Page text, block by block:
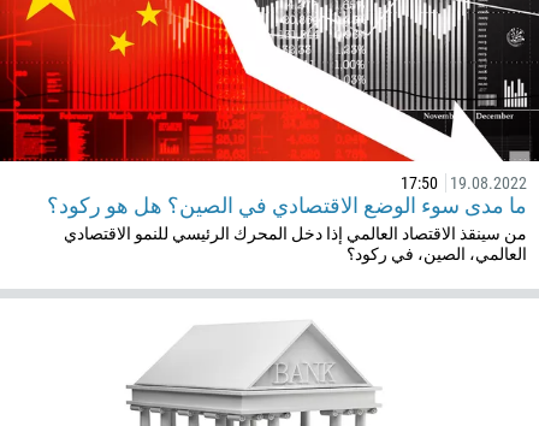
19.08.2022
17:50
ما مدى سوء الوضع الاقتصادي في الصين؟ هل هو ركود؟
من سينقذ الاقتصاد العالمي إذا دخل المحرك الرئيسي للنمو الاقتصادي
العالمي، الصين، في ركود؟